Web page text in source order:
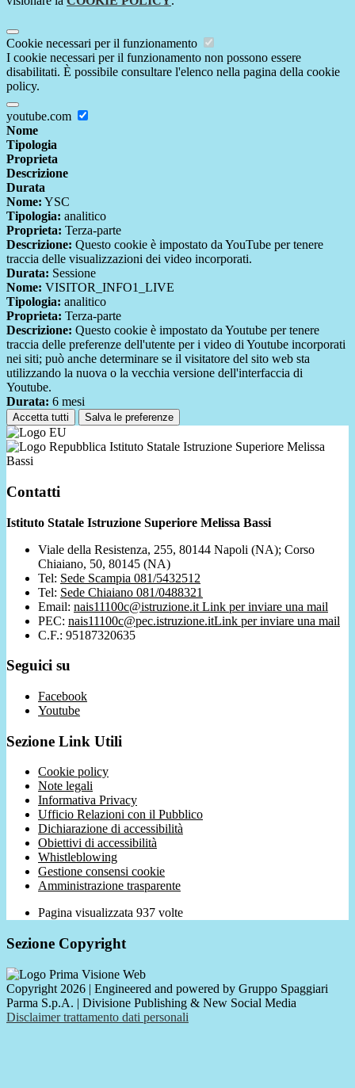
Cookie necessari per il funzionamento
I cookie necessari per il funzionamento non possono essere
disabilitati. È possibile consultare l'elenco nella pagina della cookie
policy.
youtube.com
Nome
Tipologia
Proprieta
Descrizione
Durata
Nome: YSC
Tipologia: analitico
Proprieta: Terza-parte
Descrizione: Questo cookie è impostato da YouTube per tenere
traccia delle visualizzazioni dei video incorporati.
Durata: Sessione
Nome: VISITOR_INFO1_LIVE
Tipologia: analitico
Proprieta: Terza-parte
Descrizione: Questo cookie è impostato da Youtube per tenere
traccia delle preferenze dell'utente per i video di Youtube incorporati
nei siti; può anche determinare se il visitatore del sito web sta
utilizzando la nuova o la vecchia versione dell'interfaccia di
Youtube.
Durata: 6 mesi
Accetta tutti Salva le preferenze
Istituto Statale Istruzione Superiore Melissa
Bassi
Contatti
Istituto Statale Istruzione Superiore Melissa Bassi
Viale della Resistenza, 255, 80144 Napoli (NA); Corso
Chiaiano, 50, 80145 (NA)
Tel: Sede Scampia 081/5432512
Tel: Sede Chiaiano 081/0488321
Email: nais11100c@istruzione.it Link per inviare una mail
PEC: nais11100c@pec.istruzione.itLink per inviare una mail
C.F.: 95187320635
Seguici su
Facebook
Youtube
Sezione Link Utili
Cookie policy
Note legali
Informativa Privacy
Ufficio Relazioni con il Pubblico
Dichiarazione di accessibilità
Obiettivi di accessibilità
Whistleblowing
Gestione consensi cookie
Amministrazione trasparente
Pagina visualizzata 937 volte
Sezione Copyright
Copyright 2026 | Engineered and powered by Gruppo Spaggiari
Parma S.p.A. | Divisione Publishing & New Social Media
Disclaimer trattamento dati personali